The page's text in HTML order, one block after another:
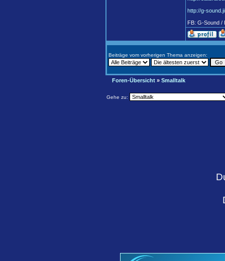
http://g-
FB: G-Sound /
Beiträge vom vorherigen Thema anzeigen:
Foren-Übersicht » Smalltalk
Gehe zu: